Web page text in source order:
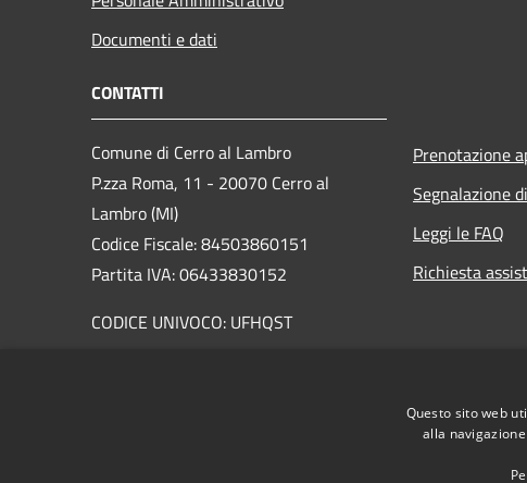
Documenti e dati
CONTATTI
Comune di Cerro al Lambro
P.zza Roma, 11 - 20070 Cerro al
Lambro (MI)
Codice Fiscale: 84503860151
Partita IVA: 06433830152
CODICE UNIVOCO: UFHQST
Prenotazione
Segnalazione
Leggi le FAQ
Richiesta
Questo sito web
alla